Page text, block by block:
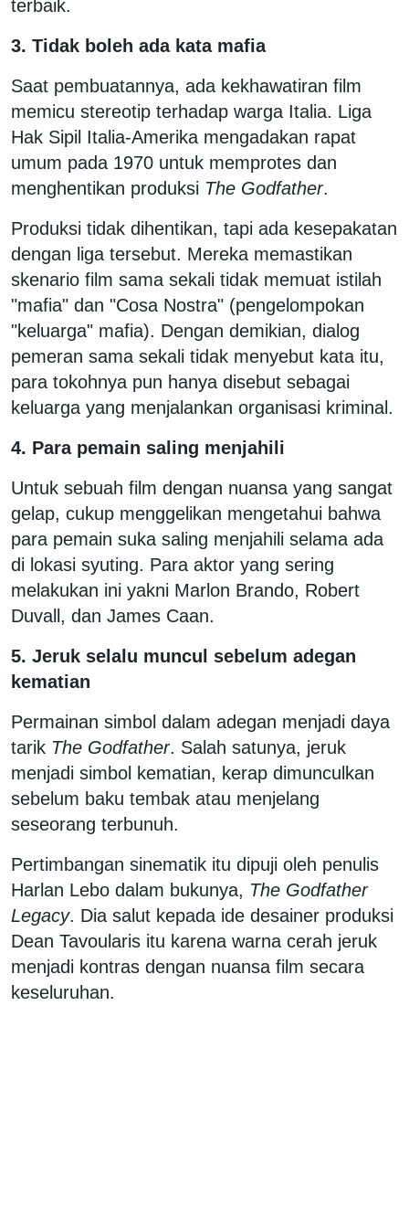
terbaik.
3. Tidak boleh ada kata mafia
Saat pembuatannya, ada kekhawatiran film
memicu stereotip terhadap warga Italia. Liga
Hak Sipil Italia-Amerika mengadakan rapat
umum pada 1970 untuk memprotes dan
menghentikan produksi The Godfather.
Produksi tidak dihentikan, tapi ada kesepakatan
dengan liga tersebut. Mereka memastikan
skenario film sama sekali tidak memuat istilah
"mafia" dan "Cosa Nostra" (pengelompokan
"keluarga" mafia). Dengan demikian, dialog
pemeran sama sekali tidak menyebut kata itu,
para tokohnya pun hanya disebut sebagai
keluarga yang menjalankan organisasi kriminal.
4. Para pemain saling menjahili
Untuk sebuah film dengan nuansa yang sangat
gelap, cukup menggelikan mengetahui bahwa
para pemain suka saling menjahili selama ada
di lokasi syuting. Para aktor yang sering
melakukan ini yakni Marlon Brando, Robert
Duvall, dan James Caan.
5. Jeruk selalu muncul sebelum adegan
kematian
Permainan simbol dalam adegan menjadi daya
tarik The Godfather. Salah satunya, jeruk
menjadi simbol kematian, kerap dimunculkan
sebelum baku tembak atau menjelang
seseorang terbunuh.
Pertimbangan sinematik itu dipuji oleh penulis
Harlan Lebo dalam bukunya, The Godfather
Legacy. Dia salut kepada ide desainer produksi
Dean Tavoularis itu karena warna cerah jeruk
menjadi kontras dengan nuansa film secara
keseluruhan.